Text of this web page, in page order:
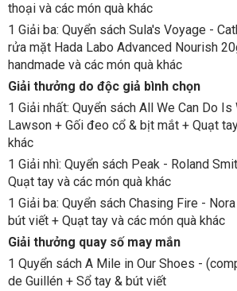
thoại và các món quà khác
1 Giải ba: Quyển sách Sula's Voyage -
rửa mặt Hada Labo Advanced Nourish
handmade và các món quà khác
Giải thưởng do độc giả bình chọn
1 Giải nhất: Quyển sách All We Can Do Is
Lawson + Gối đeo cổ & bịt mắt + Quạt
khác
1 Giải nhì: Quyển sách Peak - Roland
Quạt tay và các món quà khác
1 Giải ba: Quyển sách Chasing Fire -
bút viết + Quạt tay và các món quà khác
Giải thưởng quay số may mắn
1 Quyển sách A Mile in Our Shoes -
de Guillén + Sổ tay & bút viết